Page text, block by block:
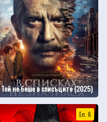
Той не беше в списъците (2025)
Еп. 6